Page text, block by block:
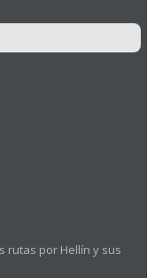
rutas por Hellín y sus